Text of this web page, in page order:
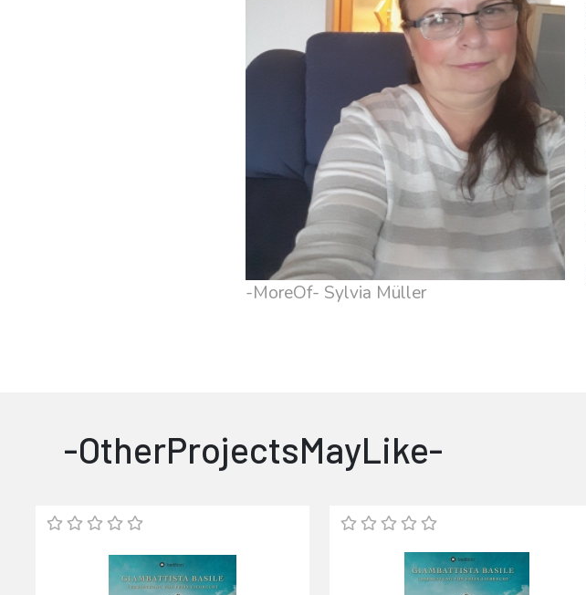
-MoreOf- Sylvia Müller
-OtherProjectsMayLike-